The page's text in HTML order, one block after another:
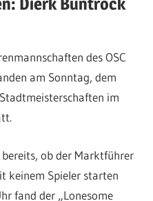
des OSC
am Sonntag, dem
im
ob der Marktführer
keinem Spieler starten
fand der „Lonesome